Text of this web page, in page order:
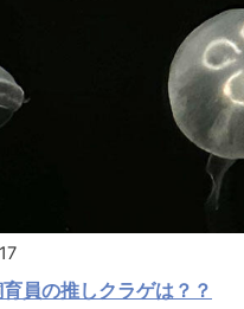
員の推しクラゲは？？